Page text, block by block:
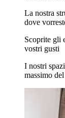
La nostra
dove
Scoprite gli
vostri gusti
I nostri
massimo